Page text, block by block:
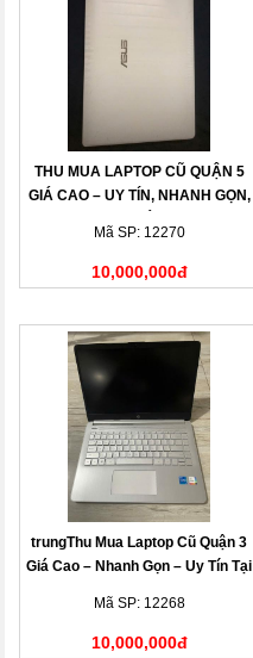
THU MUA LAPTOP CŨ QUẬN 5
GIÁ CAO – UY TÍN, NHANH GỌN,
Mã SP: 12270
10,000,000đ
trungThu Mua Laptop Cũ Quận 3
Giá Cao – Nhanh Gọn – Uy Tín Tại
Mã SP: 12268
10,000,000đ